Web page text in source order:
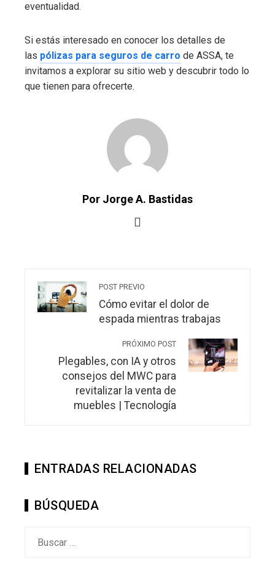
eventualidad.
Si estás interesado en conocer los detalles de
las pólizas para seguros de carro de ASSA, te
invitamos a explorar su sitio web y descubrir todo lo
que tienen para ofrecerte.
Por Jorge A. Bastidas
POST PREVIO
Cómo evitar el dolor de
espada mientras trabajas
PRÓXIMO POST
Plegables, con IA y otros
consejos del MWC para
revitalizar la venta de
muebles | Tecnología
ENTRADAS RELACIONADAS
BÚSQUEDA